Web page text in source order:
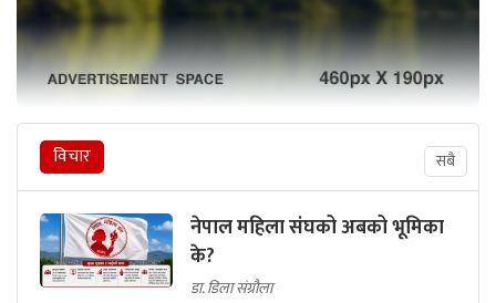
विचार सबै
नेपाल महिला संघको अबको भूमिका
के?
डा. डिला संग्रौला